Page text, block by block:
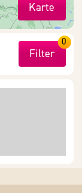
Karte
Filter
0